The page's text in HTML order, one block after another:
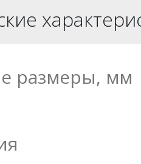
размеры, мм